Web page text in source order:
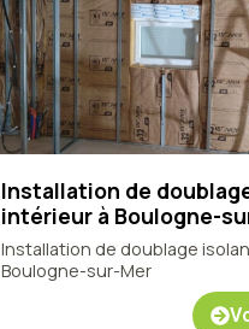
Installation de
intérieur à Boulogne-
Installation de doublage
Boulogne-sur-Mer